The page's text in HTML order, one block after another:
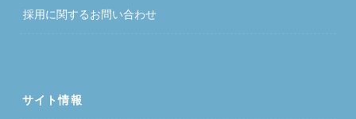
採用に関するお問い合わせ
サイト情報